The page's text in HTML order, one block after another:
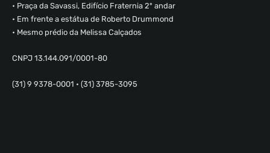
• Praça da Savassi, Edifício Fraternia 2º andar
• Em frente a estátua de Roberto Drummond
• Mesmo prédio da Melissa Calçados
CNPJ 13.144.091/0001-80
(31) 9 9378-0001 • (31) 3785-3095